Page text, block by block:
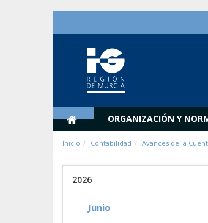
ORGANIZACIÓN Y
Inicio Contabilidad Avances de la
2026
Junio